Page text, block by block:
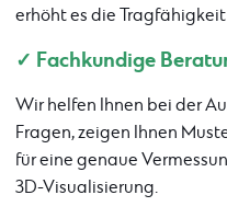
erhöht es die
✓ Fachkundige
Wir helfen Ihnen bei der
Fragen, zeigen Ihnen
für eine genaue
3D-Visualisierung.